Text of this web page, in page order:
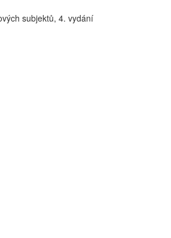
subjektů, 4. vydání